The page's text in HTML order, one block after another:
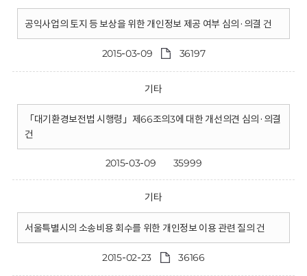
공익사업의 토지 등 보상을 위한 개인정보 제공 여부 심의·의결 건
2015-03-09 36197
기타
「대기환경보전법 시행령」제66조의3에 대한 개선의견 심의·의결
건
2015-03-09 35999
기타
서울특별시의 소송비용 회수를 위한 개인정보 이용 관련 질의 건
2015-02-23 36166